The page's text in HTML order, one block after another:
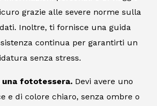
grazie alle severe norme sulla
Inoltre, ti fornisce una guida
continua per garantirti un
senza stress.
una fototessera. Devi avere uno
e di colore chiaro, senza ombre o